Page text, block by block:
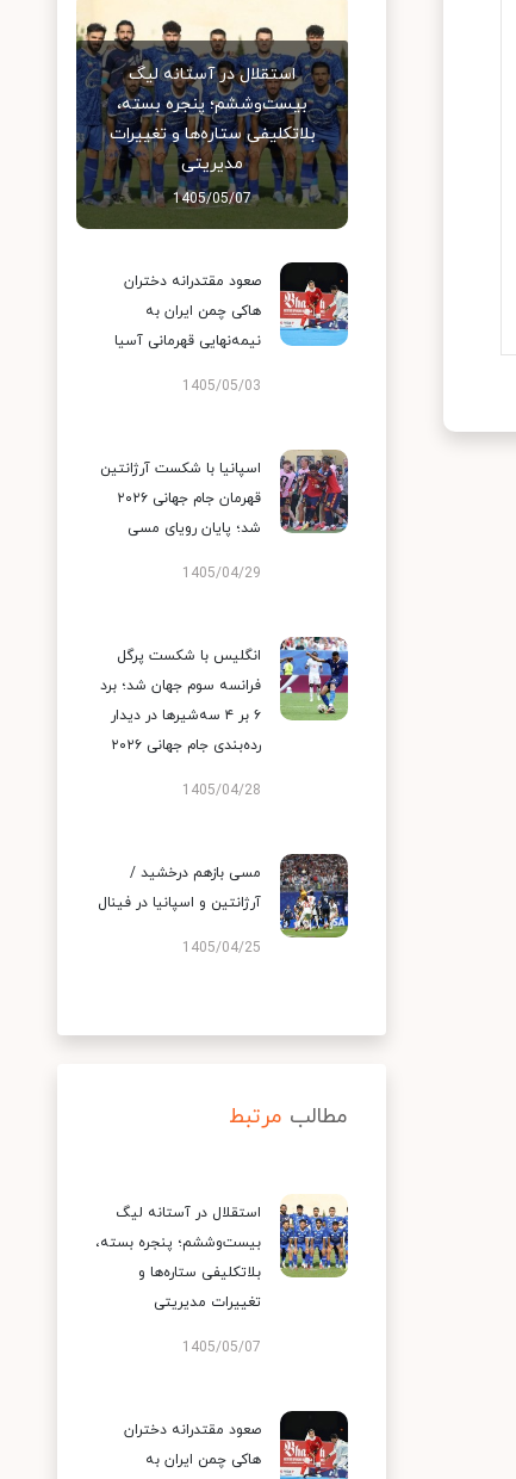
استقلال در آستانه لیگ
بیست‌وششم؛ پنجره بسته،
بلاتکلیفی ستاره‌ها و تغییرات
مدیریتی
1405/05/07
صعود مقتدرانه دختران
هاکی چمن ایران به
نیمه‌نهایی قهرمانی آسیا
1405/05/03
اسپانیا با شکست آرژانتین
قهرمان جام جهانی ۲۰۲۶
شد؛ پایان رویای مسی
1405/04/29
انگلیس با شکست پرگل
فرانسه سوم جهان شد؛ برد
۶ بر ۴ سه‌شیرها در دیدار
رده‌بندی جام جهانی ۲۰۲۶
1405/04/28
مسی بازهم درخشید /
آرژانتین و اسپانیا در فینال
1405/04/25
مطالب مرتبط
استقلال در آستانه لیگ
بیست‌وششم؛ پنجره بسته،
بلاتکلیفی ستاره‌ها و
تغییرات مدیریتی
1405/05/07
صعود مقتدرانه دختران
هاکی چمن ایران به